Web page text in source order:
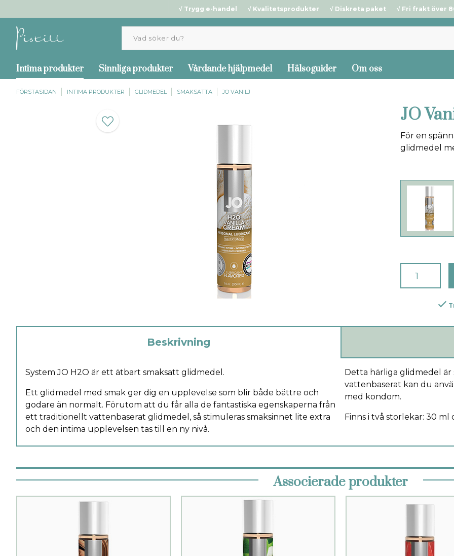
√ Trygg e-handel √ Kvalitetsprodukter √ Diskreta paket √ Fri frakt över
Intima produkter Sinnliga produkter Vårdande hjälpmedel Hälsoguider Om oss
FÖRSTASIDAN INTIMA PRODUKTER GLIDMEDEL SMAKSATTA JO VANILJ
JO
För en
glidmedel
Beskrivning
System JO H2O är ett ätbart smaksatt glidmedel.
Ett glidmedel med smak ger dig en upplevelse som blir både bättre och
godare än normalt. Förutom att du får alla de fantastiska egenskaperna från
ett traditionellt vattenbaserat glidmedel, så stimuleras smaksinnet lite extra
och den intima upplevelsen tas till en ny nivå.
Detta härliga glidmedel är
vattenbaserat kan du
med kondom.
Finns i två storlekar: 30 ml
Associerade produkter